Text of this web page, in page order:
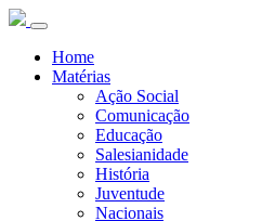
Home
Matérias
Ação Social
Comunicação
Educação
Salesianidade
História
Juventude
Nacionais